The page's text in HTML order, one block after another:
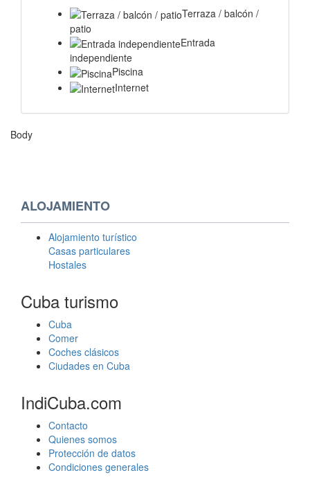
Terraza / balcón /
patio
Entrada
independiente
Piscina
Internet
Body
ALOJAMIENTO
Alojamiento turístico
Casas particulares
Hostales
Cuba turismo
Cuba
Comer
Coches clásicos
Ciudades en Cuba
IndiCuba.com
Contacto
Quienes somos
Protección de datos
Condiciones generales